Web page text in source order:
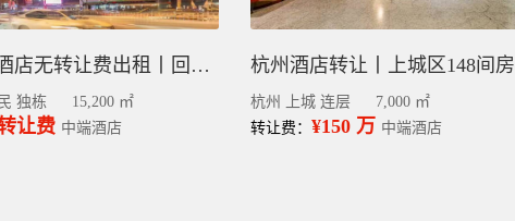
呼和浩特酒店无转让费出租丨回民区整栋精装修200间客房
独栋
15,200 ㎡
让费 中端酒店
杭州酒店转让丨上城区148间房
杭州 上城 连层
7,000 ㎡
转让费： ¥150 万 中端酒店